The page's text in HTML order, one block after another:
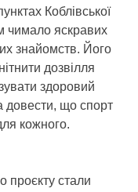
Коблівської
чимало яскравих
знайомств. Його
дозвілля
здоровий
довести, що спорт
кожного.
стали